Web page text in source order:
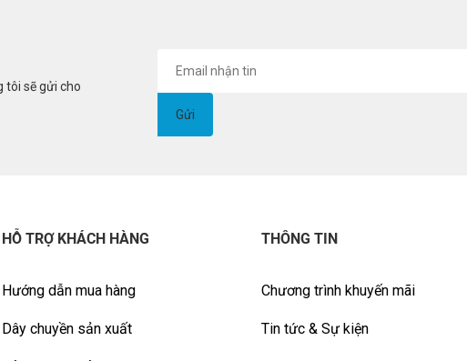
tôi sẽ gửi cho
HỖ TRỢ KHÁCH HÀNG
Hướng dẫn mua hàng
Dây chuyền sản xuất
THÔNG TIN
Chương trình khuyến mãi
Tin tức & Sự kiện